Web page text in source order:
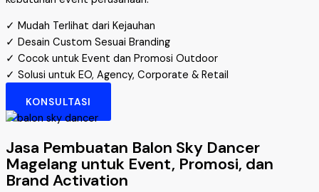
✓ Mudah Terlihat dari Kejauhan
✓ Desain Custom Sesuai Branding
✓ Cocok untuk Event dan Promosi Outdoor
✓ Solusi untuk EO, Agency, Corporate & Retail
KONSULTASI
Jasa Pembuatan Balon Sky Dancer
Magelang untuk Event, Promosi, dan
Brand Activation